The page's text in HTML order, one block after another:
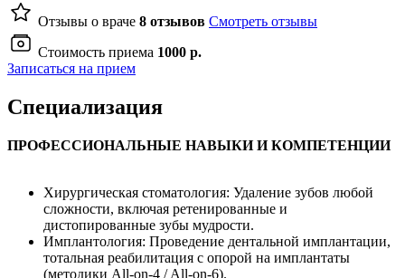
Отзывы о враче 8 отзывов Смотреть отзывы
Стоимость приема 1000 р.
Записаться на прием
Специализация
ПРОФЕССИОНАЛЬНЫЕ НАВЫКИ И КОМПЕТЕНЦИИ
Хирургическая стоматология: Удаление зубов любой
сложности, включая ретенированные и
дистопированные зубы мудрости.
Имплантология: Проведение дентальной имплантации,
тотальная реабилитация с опорой на имплантаты
(методики All-on-4 / All-on-6).